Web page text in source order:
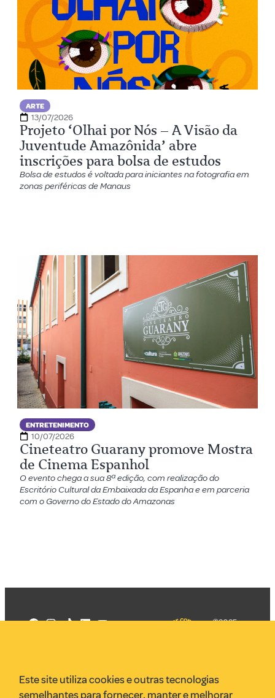
ARTE
13/07/2026
Projeto ‘Olhai por Nós – A Visão da
Juventude Amazônida’ abre
inscrições para bolsa de estudos
Bolsa de estudos é voltada para iniciantes na fotografia em
zonas periféricas de Manaus
ENTRETENIMENTO
10/07/2026
Cineteatro Guarany promove Mostra
de Cinema Espanhol
O evento chega a sua 8ª edição, com realização do
Escritório Cultural da Embaixada da Espanha e em parceria
com o Governo do Estado do Amazonas
VR Assessoria
©2025
Este site utiliza cookies e outras tecnologias
semelhantes para fornecer, manter e melhorar